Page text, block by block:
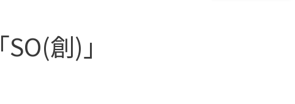
創)」